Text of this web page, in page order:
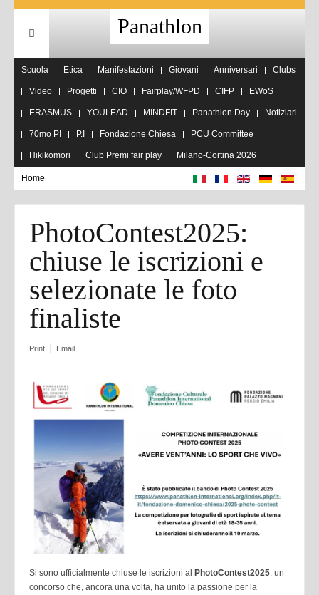
Panathlon
Scuola Etica Manifestazioni Giovani Anniversari Clubs
Video Progetti CIO Fairplay/WFPD CIFP EWoS
ERASMUS YOULEAD MINDFIT Panathlon Day Notiziari
70mo PI P.I Fondazione Chiesa PCU Committee
Hikikomori Club Premi fair play Milano-Cortina 2026
Home
PhotoContest2025:
chiuse le iscrizioni e
selezionate le foto
finaliste
Print Email
Si sono ufficialmente chiuse le iscrizioni al PhotoContest2025 , un
concorso che, ancora una volta, ha unito la passione per la